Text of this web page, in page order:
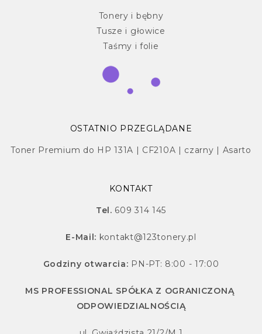
Tonery i bębny
Tusze i głowice
Taśmy i folie
OSTATNIO PRZEGLĄDANE
Toner Premium do HP 131A | CF210A | czarny | Asarto
KONTAKT
Tel. 609 314 145
E-Mail: kontakt@123tonery.pl
Godziny otwarcia: PN-PT: 8:00 - 17:00
MS PROFESSIONAL SPÓŁKA Z OGRANICZONĄ
ODPOWIEDZIALNOŚCIĄ